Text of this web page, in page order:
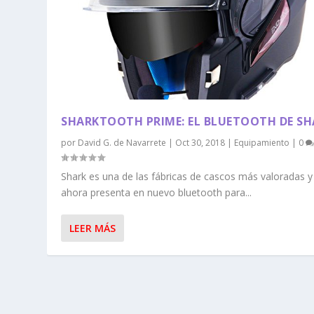
SHARKTOOTH PRIME: EL BLUETOOTH DE
por David G. de Navarrete | Oct 30, 2018 | Equipamiento | 0
Shark es una de las fábricas de cascos más valoradas y
ahora presenta en nuevo bluetooth para...
LEER MÁS